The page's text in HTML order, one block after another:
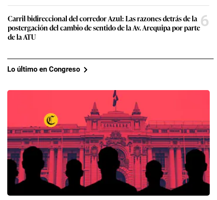
Carril bidireccional del corredor Azul: Las razones detrás de la
postergación del cambio de sentido de la Av. Arequipa por parte
de la ATU
6
Lo último en Congreso